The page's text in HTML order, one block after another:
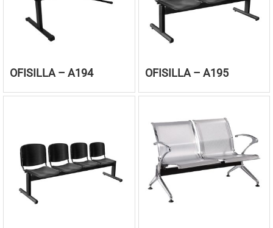
OFISILLA – A194 OFISILLA – A195